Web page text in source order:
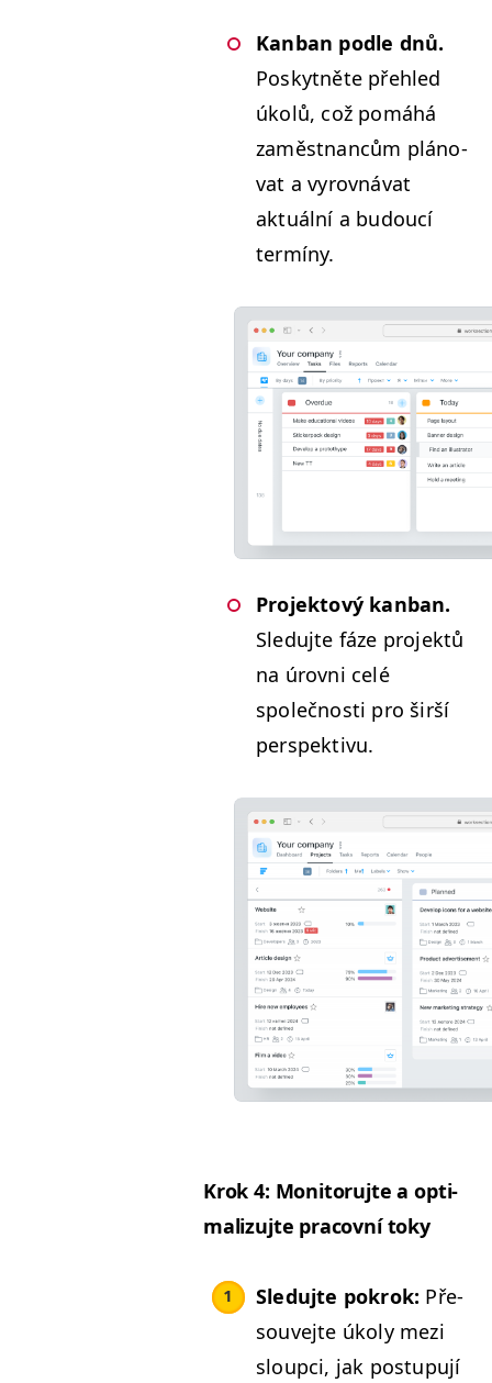
Kan­ban podle dnů.
Poskyt­něte přehled
úkolů, což pomáhá
zaměst­nancům pláno­
vat a vyrovná­vat
aktuál­ní a budoucí
termíny.
Pro­jek­tový kan­ban.
Sle­du­jte fáze pro­jek­tů
na úrovni celé
společnos­ti pro širší
perspektivu.
Krok 4: Mon­i­toru­jte a opti­
mal­izu­jte pra­cov­ní toky
Sle­du­jte pokrok: Pře­
sou­ve­jte úkoly mezi
sloup­ci, jak pos­tupu­jí